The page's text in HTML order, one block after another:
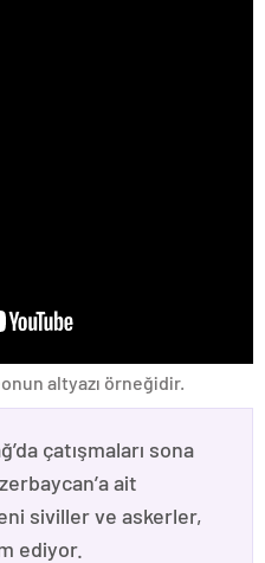
altyazı örneğidir.
çatışmaları sona
ait
siviller ve askerler,
ediyor.